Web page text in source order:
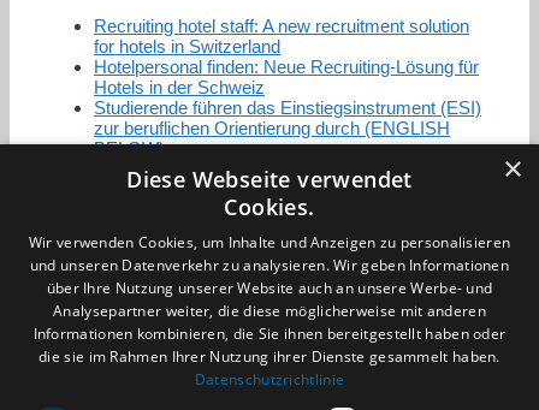
Recruiting hotel staff: A new recruitment solution
for hotels in Switzerland
Hotelpersonal finden: Neue Recruiting-Lösung für
Hotels in der Schweiz
Studierende führen das Einstiegsinstrument (ESI)
zur beruflichen Orientierung durch (ENGLISH
BELOW)
Zertifizierung / Mitgliedschaften
×
Diese Webseite verwendet
Cookies.
Wir verwenden Cookies, um Inhalte und Anzeigen zu personalisieren
und unseren Datenverkehr zu analysieren. Wir geben Informationen
über Ihre Nutzung unserer Website auch an unsere Werbe- und
Analysepartner weiter, die diese möglicherweise mit anderen
Informationen kombinieren, die Sie ihnen bereitgestellt haben oder
die sie im Rahmen Ihrer Nutzung ihrer Dienste gesammelt haben.
Datenschutzrichtlinie